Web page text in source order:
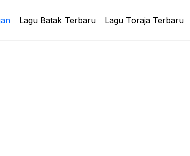
Lagu Batak Terbaru Lagu Toraja Terbaru